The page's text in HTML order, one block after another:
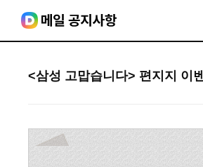
<삼성 고맙습니다> 편지지 이